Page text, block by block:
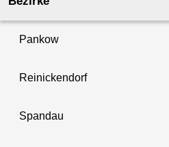
Pankow
Reinickendorf
Spandau